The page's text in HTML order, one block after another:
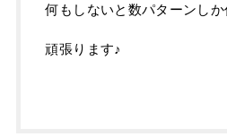
何もしないと数パターンし
頑張ります♪